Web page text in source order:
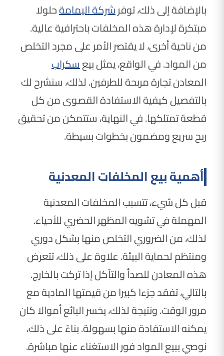
بالإضافة إلى ذلك، توفرشركة اليمامةحلولا
مبتكرة لإدارة هذه المخلفات باحترافية عالية.
من ناحية أخرى، لا يقتصر الأمر على مجرد التخلص
من المواد. في الواقع، يمثل بيعسكراب
المعادن تجارة مربحة للطرفين. لذلك، سنشرح لك
بالتفصيل كيفية الاستفادة القصوى من كل
قطعة تمتلكها. في النهاية، ستتمكن من تحقيق
ربح سريع ومضمون بخطوات بسيطة.
أهمية بيع المخلفات المعدنية
قبل كل شيء، تتسبب المخلفات المعدنية
المهملة في تشويه المظهر الحضري للأحياء.
لذلك، من الضروري التخلص منها بشكل دوري
ومنتظم لحماية البيئة. علاوة على ذلك، تتعرض
هذه المعادن للصدأ والتآكل إذا تركت بالخارج.
بالتالي، تفقد جزءا كبيرا من قيمتها المادية مع
مرور الوقت. ونتيجة لذلك، يخسر البائع أموالا كان
يمكنه الاستفادة منها بسهولة. بناءً على ذلك،
نوصي ببيع المواد فور الاستغناء عنها مباشرة.